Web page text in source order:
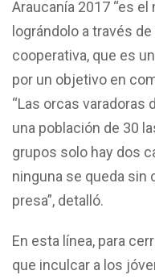
Araucanía 2017 “es
lográndolo a través
cooperativa, que es
por un objetivo en
“Las orcas varadoras
una población de 30
grupos solo hay dos
ninguna se queda sin
presa”, detalló.
En esta línea, para
que inculcar a los